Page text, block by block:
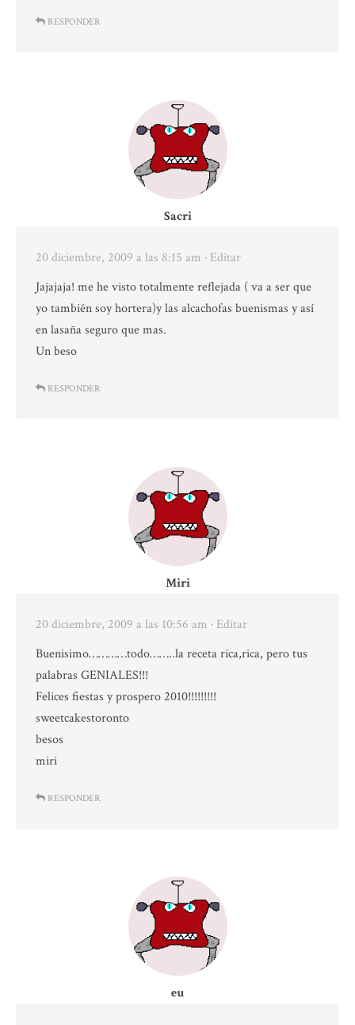
RESPONDER
Sacri
20 diciembre, 2009 a las 8:15 am · Editar
Jajajaja! me he visto totalmente reflejada ( va a ser que
yo también soy hortera)y las alcachofas buenismas y así
en lasaña seguro que mas.
Un beso
RESPONDER
Miri
20 diciembre, 2009 a las 10:56 am · Editar
Buenisimo…………todo……..la receta rica,rica, pero tus
palabras GENIALES!!!
Felices fiestas y prospero 2010!!!!!!!!!
sweetcakestoronto
besos
miri
RESPONDER
eu